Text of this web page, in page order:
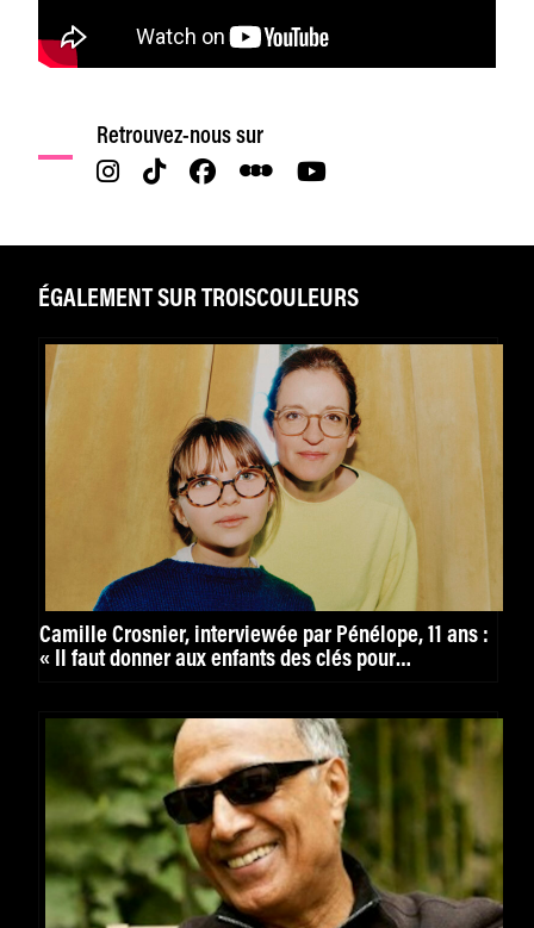
Retrouvez-nous sur
ÉGALEMENT SUR TROISCOULEURS
Camille Crosnier, interviewée par Pénélope, 11 ans :
« Il faut donner aux enfants des clés pour